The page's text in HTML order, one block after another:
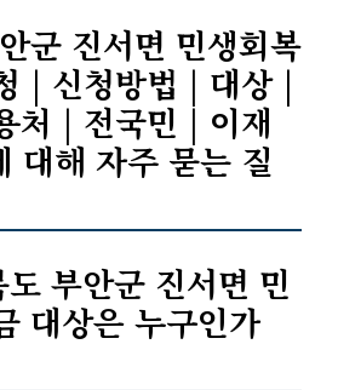
군 진서면 민생회복
| 신청방법 | 대상 |
처 | 전국민 | 이재
대해 자주 묻는 질
부안군 진서면 민
대상은 누구인가